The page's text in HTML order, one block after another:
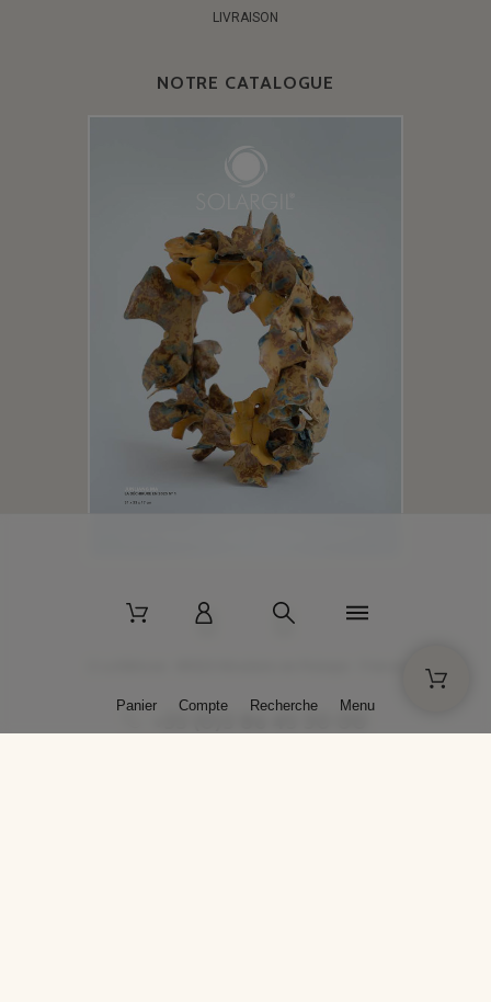
LIVRAISON
NOTRE CATALOGUE
+33 (0)3 86 45 50 00
Panier Compte Recherche Menu